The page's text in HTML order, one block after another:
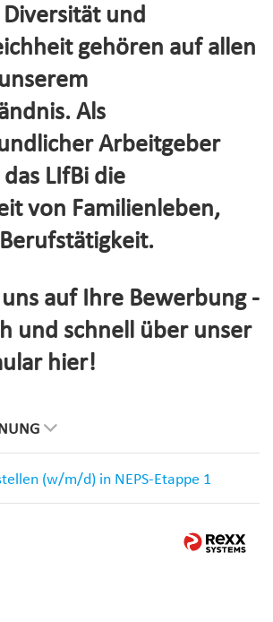
und
gehören auf allen
Als
Arbeitgeber
LIfBi die
von Familienleben,
auf Ihre Bewerbung -
und schnell über unser
hier!
(w/m/d) in NEPS-Etappe 1